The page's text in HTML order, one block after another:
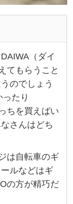
（ダイ
てもらうこと
のでしょう
たり
ちを買えばい
さんはどち
は自転車のギ
ルなどはギ
の方が精巧だ